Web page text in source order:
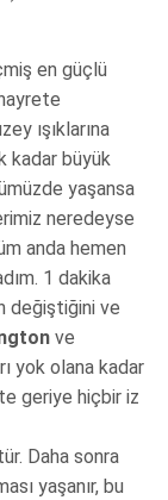
en güçlü
ışıklarına
kadar büyük
yaşansa
neredeyse
anda hemen
1 dakika
değiştiğini ve
ve
yok olana kadar
geriye hiçbir iz
Daha sonra
yaşanır, bu